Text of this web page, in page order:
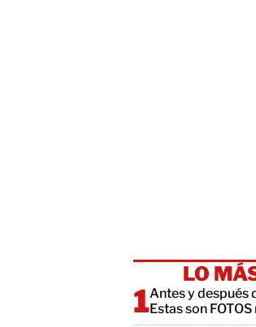
LO
Antes y después
Estas son